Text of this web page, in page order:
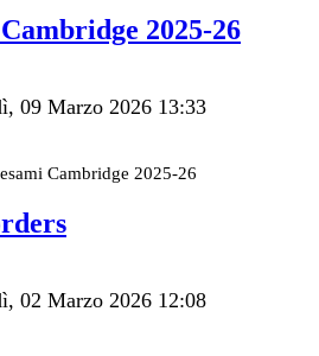
2025-26
09 Marzo 2026 13:33
Cambridge 2025-26
02 Marzo 2026 12:08